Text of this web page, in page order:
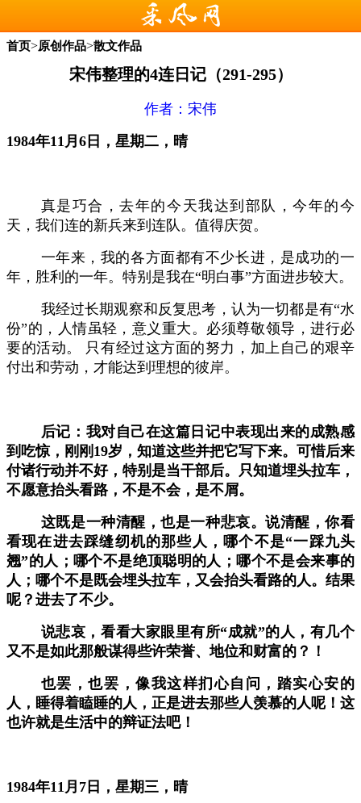
首页>原创作品>散文作品
宋伟整理的4连日记（291-295）
作者： 宋伟
1984年11月 6日，星期二，晴
真是巧合，去年的今天我达到部队，今年的今
天，我们连的新兵来到连队。值得庆贺。
一年来，我的各方面都有不少长进，是成功的一
年，胜利的一年。特别是我在“明白事”方面进步较大。
我经过长期观察和反复思考，认为一切都是有“水
份”的，人情虽轻，意义重大。必须尊敬领导，进行必
要的活动。 只有经过这方面的努力，加上自己的艰辛
付出和劳动，才能达到理想的彼岸。
后记：我对自己在这篇日记中表现出来的成熟感
到吃惊，刚刚 19岁，知道这些并把它写下来。可惜后来
付诸行动并不好，特别是当干部后。只知道埋头拉车，
不愿意抬头看路，不是不会，是不屑。
这既是一种清醒，也是一种悲哀。说清醒，你看
看现在进去踩缝纫机的那些人，哪个不是“一踩九头
翘”的人；哪个不是绝顶聪明的人；哪个不是会来事的
人；哪个不是既会埋头拉车，又会抬头看路的人。结果
呢？进去了不少。
说悲哀，看看大家眼里有所“成就”的人，有几个
又不是如此那般谋得些许荣誉、地位和财富的？！
也罢，也罢，像我这样扪心自问，踏实心安的
人，睡得着瞌睡的人，正是进去那些人羡慕的人呢！这
也许就是生活中的辩证法吧！
1984年11月 7日，星期三，晴